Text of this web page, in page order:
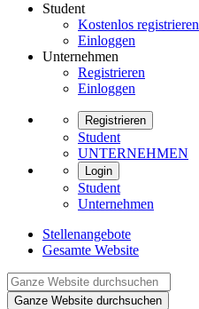
Student
Kostenlos registrieren
Einloggen
Unternehmen
Registrieren
Einloggen
Registrieren
Student
UNTERNEHMEN
Login
Student
Unternehmen
Stellenangebote
Gesamte Website